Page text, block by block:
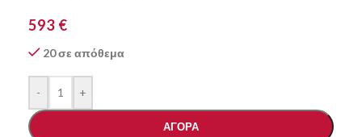
593 €
20 σε απόθεμα
- +
ΑΓΟΡΑ